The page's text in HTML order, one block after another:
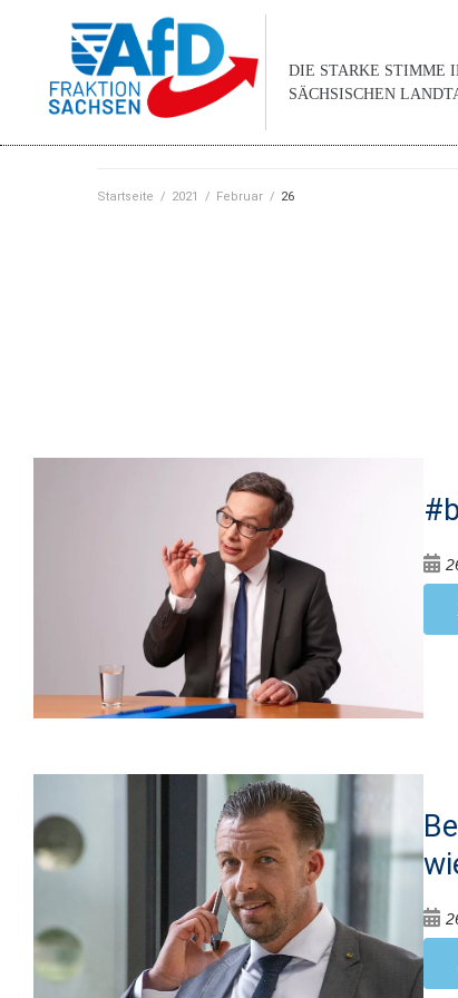
DIE STARKE STIMME
SÄCHSISCHEN
Startseite / 2021 / Februar / 26